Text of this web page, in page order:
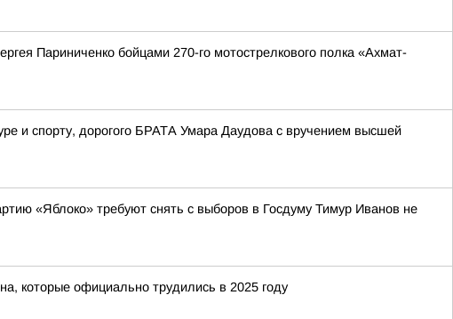
Париниченко бойцами 270-го мотострелкового полка «Ахмат-
и спорту, дорогого БРАТА Умара Даудова с вручением высшей
«Яблоко» требуют снять с выборов в Госдуму Тимур Иванов не
которые официально трудились в 2025 году